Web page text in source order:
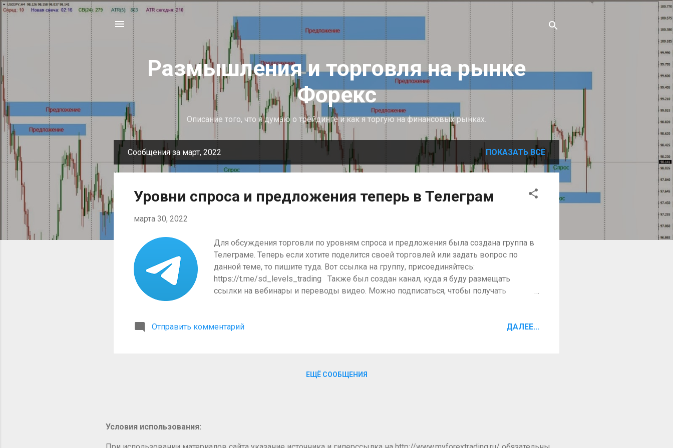
К основному контенту
Размышления и торговля на рынке
Форекс
Описание того, что я думаю о трейдинге и как я торгую на финансовых рынках.
С
о
Сообщения за март, 2022 ПОКАЗАТЬ ВСЕ
Уровни спроса и предложения теперь в Телеграм
марта 30, 2022
Для обсуждения торговли по уровням спроса и предложения была создана группа в
Телеграме. Теперь если хотите поделится своей торговлей или задать вопрос по
данной теме, то пишите туда. Вот ссылка на группу, присоединяйтесь:
https://t.me/sd_levels_trading Также был создан канал, куда я буду размещать
ссылки на вебинары и переводы видео. Можно подписаться, чтобы получать
Отправить комментарий ДАЛЕЕ...
ЕЩЁ СООБЩЕНИЯ
Условия использования: